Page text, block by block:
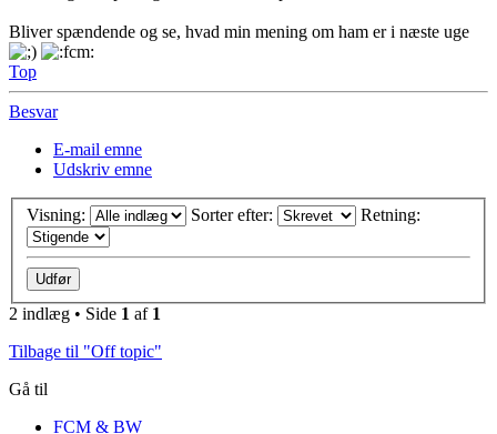
Bliver spændende og se, hvad min mening om ham er i næste uge
Top
Besvar
E-mail emne
Udskriv emne
Visning: Sorter efter: Retning:
2 indlæg • Side 1 af 1
Tilbage til "Off topic"
Gå til
FCM & BW